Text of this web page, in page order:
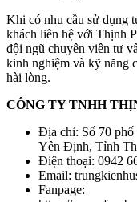
Khi có nhu cầu sử dụng
khách liên hệ với Thịnh
đội ngũ chuyên viên tư
kinh nghiệm và kỹ năng
hài lòng.
CÔNG TY TNHH
Địa chỉ: Số 70
Yên Định, Tỉnh
Điện thoại: 0942
Email:
Fanpage: